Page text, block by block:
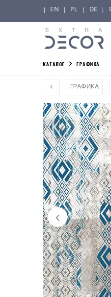
| EN | PL | DE |
КАТАЛОГ ГРАФИКА
ГРАФИКА